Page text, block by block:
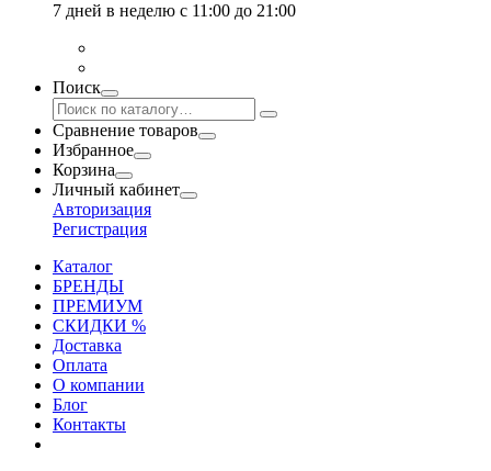
7 дней в неделю с 11:00 до 21:00
Поиск
Сравнение товаров
Избранное
Корзина
Личный кабинет
Авторизация
Регистрация
Каталог
БРЕНДЫ
ПРЕМИУМ
СКИДКИ %
Доставка
Оплата
О компании
Блог
Контакты